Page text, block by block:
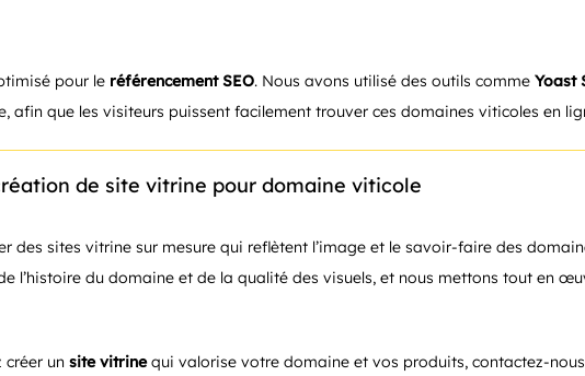
pour le référencement SEO. Nous avons utilisé des outils comme Yoast
afin que les visiteurs puissent facilement trouver ces domaines viticoles en
de site vitrine pour domaine viticole
des sites vitrine sur mesure qui reflètent l’image et le savoir-faire des
l’histoire du domaine et de la qualité des visuels, et nous mettons tout en
un site vitrinequi valorise votre domaine et vos produits, contactez-